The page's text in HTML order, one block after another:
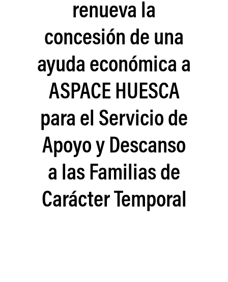
renueva la
concesión de una
ayuda económica a
ASPACE HUESCA
para el Servicio de
Apoyo y Descanso
a las Familias de
Carácter Temporal